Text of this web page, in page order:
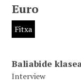
Euro
Fitxa
Baliabide
Interview